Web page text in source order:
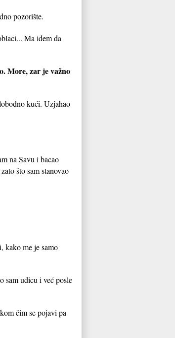
pozorište.
Ma idem da
More, zar je važno
kući. Uzjahao
na Savu i bacao
što sam stanovao
kako me je samo
sam udicu i već posle
čim se pojavi pa